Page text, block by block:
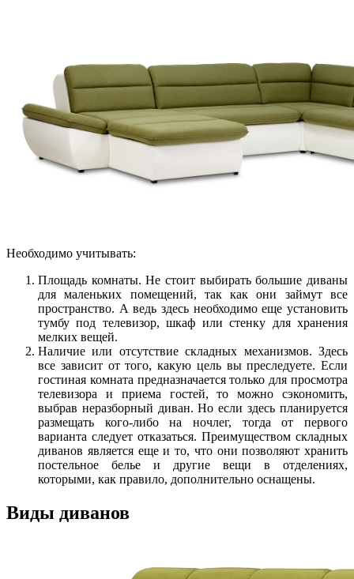
Необходимо учитывать:
Площадь комнаты. Не стоит выбирать большие диваны
для маленьких помещений, так как они займут все
пространство. А ведь здесь необходимо еще установить
тумбу под телевизор, шкаф или стенку для хранения
мелких вещей.
Наличие или отсутствие складных механизмов. Здесь
все зависит от того, какую цель вы преследуете. Если
гостиная комната предназначается только для просмотра
телевизора и приема гостей, то можно сэкономить,
выбрав неразборный диван. Но если здесь планируется
размещать кого-либо на ночлег, тогда от первого
варианта следует отказаться. Преимуществом складных
диванов является еще и то, что они позволяют хранить
постельное белье и другие вещи в отделениях,
которыми, как правило, дополнительно оснащены.
Виды диванов